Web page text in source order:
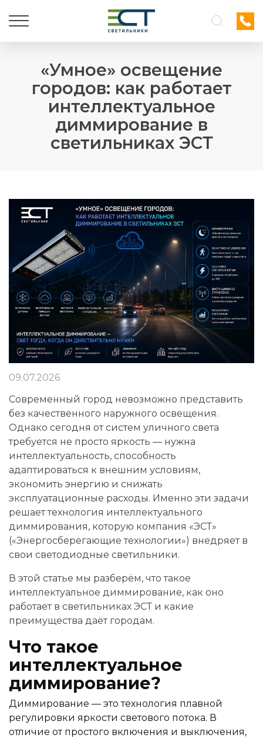
«Умное» освещение
городов: как работает
интеллектуальное
диммирование в
светильниках ЭСТ
09.07.2026
Современный город невозможно представить
без качественного наружного освещения.
Однако сегодня от систем уличного света
требуется не просто яркость — нужна
интеллектуальность, способность
адаптироваться к внешним условиям,
экономить энергию и снижать
эксплуатационные расходы. Именно эти задачи
решает технология интеллектуального
диммирования, которую компания «ЭСТ»
(«Энергосберегающие технологии») внедряет в
свои светодиодные светильники.
В этой статье мы разберём, что такое
интеллектуальное диммирование, как оно
работает в светильниках ЭСТ и какие
преимущества даёт городам.
Что такое
интеллектуальное
диммирование?
Диммирование — это технология плавной
регулировки яркости светового потока. В
отличие от простого включения и выключения,